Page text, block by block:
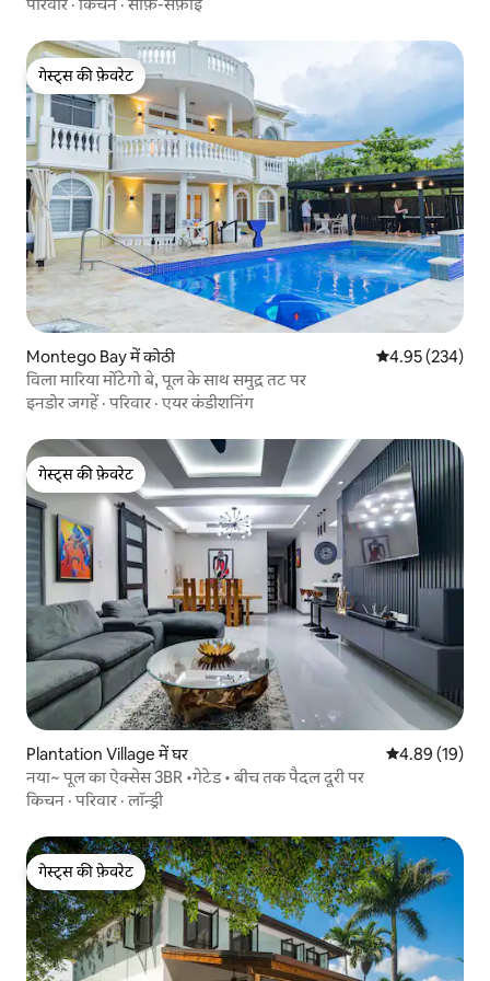
गेस्ट्स की फ़ेवरेट
गेस्ट्स की फ़ेवरेट
Montego Bay में कोठी औसत रेटिंग 5 में से
4.95 (234)
विला मारिया मोंटेगो बे, पूल के साथ समुद्र तट पर
इनडोर जगहें ·परिवार ·एयर कंडीशनिंग
गेस्ट्स की फ़ेवरेट
गेस्ट्स की फ़ेवरेट
Plantation Village में घर औसत रेटिंग 5 में
4.89 (19)
नया~ पूल का ऐक्सेस 3BR •गेटेड • बीच तक पैदल दूरी पर
किचन ·परिवार ·लॉन्ड्री
गेस्ट्स की फ़ेवरेट
गेस्ट्स की फ़ेवरेट